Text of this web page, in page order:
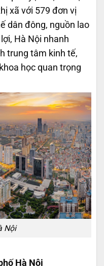
xã với 579 đơn vị
dân đông, nguồn lao
Hà Nội nhanh
trung tâm kinh tế,
học quan trọng
Nội
Hà Nội